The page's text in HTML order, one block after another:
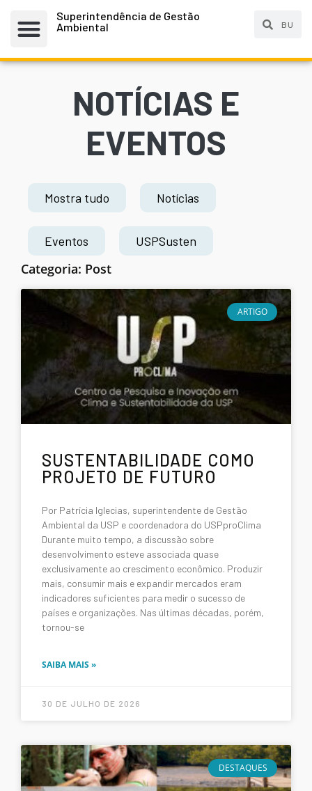
Superintendência de Gestão
Ambiental
NOTÍCIAS E
EVENTOS
Mostra tudo Notícias
Eventos USPSusten
Categoria: Post
ARTIGO
SUSTENTABILIDADE COMO
PROJETO DE FUTURO
Por Patrícia Iglecias, superintendente de Gestão
Ambiental da USP e coordenadora do USPproClima
Durante muito tempo, a discussão sobre
desenvolvimento esteve associada quase
exclusivamente ao crescimento econômico. Produzir
mais, consumir mais e expandir mercados eram
indicadores suficientes para medir o sucesso de
países e organizações. Nas últimas décadas, porém,
tornou-se
SAIBA MAIS »
30 DE JULHO DE 2026
DESTAQUES